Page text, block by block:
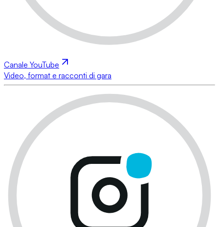
Canale YouTube
Video, format e racconti di gara